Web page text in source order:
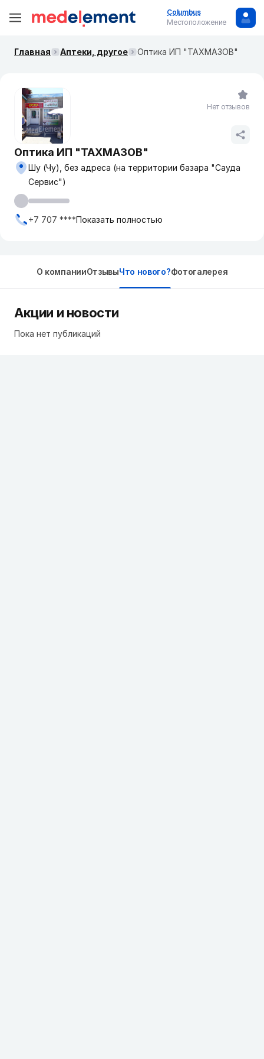
Columbus
Местоположение
Главная Аптеки, другое Оптика ИП "ТАХМАЗОВ"
Оптика ИП "ТАХМАЗОВ"
Шу (Чу), без адреса (на территории базара "Сауда
Сервис")
+7 707 ****Показать полностью
Нет отзывов
О компанииОтзывыЧто нового?Фотогалерея
Акции и новости
Пока нет публикаций